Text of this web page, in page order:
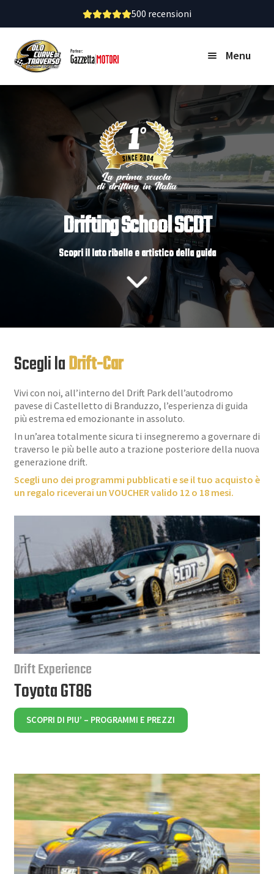
500 recensioni
Vai
alla
navigazione
Vai
al
contenuto
Menu
Home
Calendario
Attività
VOUCHER-BUONO
Dicono di noi
Chi siamo
Contatti
Drifting School SCDT
Scopri il lato ribelle e artistico della guida
Scegli laDrift-Car
Vivi con noi, all’interno del Drift Park dell’autodromo
pavese di Castelletto di Branduzzo, l’esperienza di guida
più estrema ed emozionante in assoluto.
In un’area totalmente sicura ti insegneremo a governare di
traverso le più belle auto a trazione posteriore della nuova
generazione drift.
Scegli uno dei programmi pubblicati e se il tuo acquisto è
un regalo riceverai un VOUCHER valido 12 o 18 mesi.
Drift Experience
Toyota GT86
SCOPRI DI PIU’ – PROGRAMMI E PREZZI